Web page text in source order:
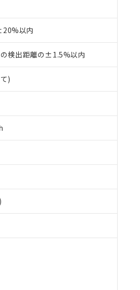
以内
検出距離の±1.5%以内
)
サービス）をご利用いただくには、I-
にご登録された部品リストについて、
情報の共同利用に関して"
ることができます。
するもので、過去に遡って非含有を証
類４物質の対応では、対応完了までの
載しておりました。
了していることから、特段のことがな
害物質が外部に漏えいし、環境に深刻
問い合わせください。